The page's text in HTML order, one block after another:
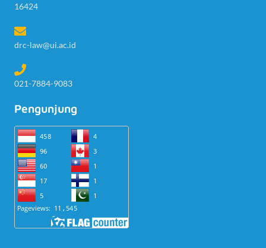
16424
drc-law@ui.ac.id
021-7884-9083
Pengunjung